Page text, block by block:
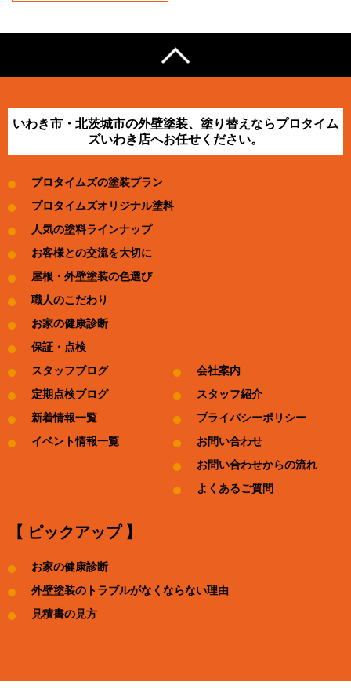
いわき市・北茨城市の外壁塗装、塗り替えならプロタイム
ズいわき店へお任せください。
プロタイムズの塗装プラン
プロタイムズオリジナル塗料
人気の塗料ラインナップ
お客様との交流を大切に
屋根・外壁塗装の色選び
職人のこだわり
お家の健康診断
保証・点検
スタッフブログ
定期点検ブログ
新着情報一覧
イベント情報一覧
会社案内
スタッフ紹介
プライバシーポリシー
お問い合わせ
お問い合わせからの流れ
よくあるご質問
【 ピックアップ 】
お家の健康診断
外壁塗装のトラブルがなくならない理由
見積書の見方